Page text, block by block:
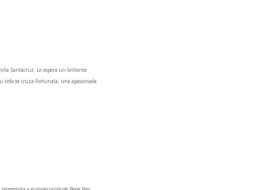
Santacruz. Le espera un brillante
vida se cruza Fortunata, una apasionada